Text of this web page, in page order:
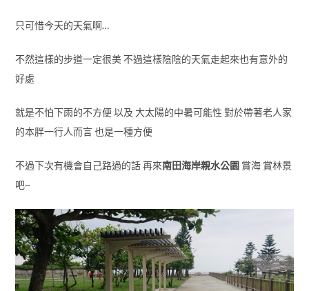
只可惜今天的天氣啊…
不然這樣的步道一定很美 不過這樣陰陰的天氣走起來也有意外的
好處
就是不怕下雨的不方便 以及 大太陽的中暑可能性 對於帶著老人家
的本胖一行人而言 也是一種方便
不過下次有機會自己路過的話 再來南田海岸親水公園賞海 賞林景
吧~